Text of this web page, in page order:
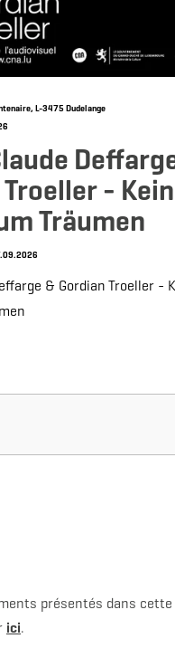
L-3475 Dudelange
-
Träumen
& Gordian Troeller -
présentés dans
ici.